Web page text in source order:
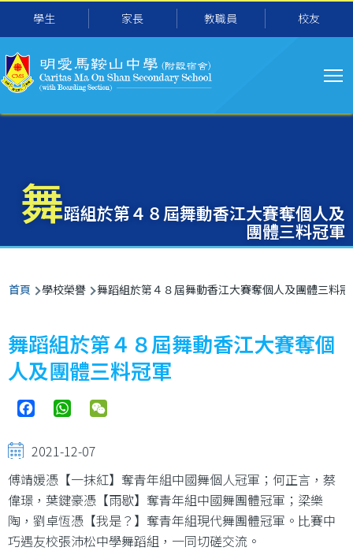
移至主內容
學生 家長 教職員 校友
导
航
舞蹈組於第４８屆舞動香江大賽奪個人及
團體三料冠軍
導
航
連
結
首頁 學校榮譽 舞蹈組於第４８屆舞動香江大賽奪個人及團體三料
舞蹈組於第４８屆舞動香江大賽奪個
人及團體三料冠軍
FacebookWhatsApp
2021-12-07
傅靖媛憑【一抹紅】奪青年組中國舞個人冠軍；何正言，蔡
偉璟，葉鍵豪憑【雨歇】奪青年組中國舞團體冠軍；梁樂
陶，劉卓恆憑【我是？】奪青年組現代舞團體冠軍。比賽中
巧遇友校張沛松中學舞蹈組，一同切磋交流。